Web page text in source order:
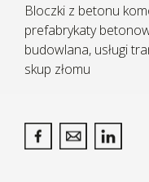
Bloczki z betonu
prefabrykaty
budowlana, usługi
skup złomu